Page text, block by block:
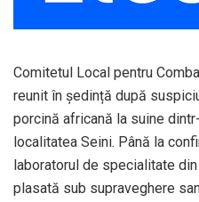
Comitetul Local pentru
reunit în ședință după
porcină africană la suine
localitatea Seini. Până la
laboratorul de specialitate
plasată sub supraveghere